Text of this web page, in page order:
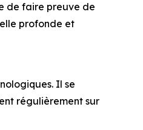
de faire preuve de
profonde et
Il se
régulièrement sur